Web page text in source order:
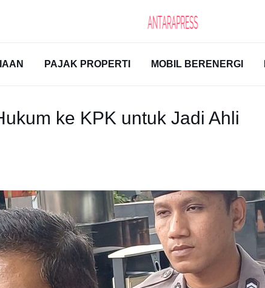
PAJAK PROPERTI MOBIL BERENERGI
ke KPK untuk Jadi Ahli